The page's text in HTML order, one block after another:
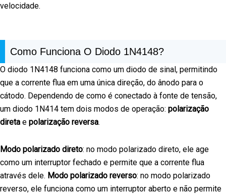
velocidade.
Como Funciona O Diodo 1N4148?
O diodo 1N4148 funciona como um diodo de sinal, permitindo
que a corrente flua em uma única direção, do ânodo para o
cátodo. Dependendo de como é conectado à fonte de tensão,
um diodo 1N414 tem dois modos de operação: polarização
direta e polarização reversa.
Modo polarizado direto: no modo polarizado direto, ele age
como um interruptor fechado e permite que a corrente flua
através dele. Modo polarizado reverso: no modo polarizado
reverso, ele funciona como um interruptor aberto e não permite